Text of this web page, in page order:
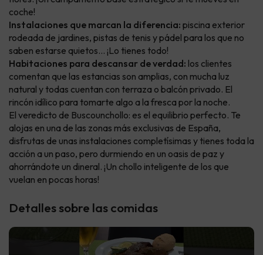
coche!
Instalaciones que marcan la diferencia: piscina exterior
rodeada de jardines, pistas de tenis y pádel para los que no
saben estarse quietos... ¡Lo tienes todo!
Habitaciones para descansar de verdad: los clientes
comentan que las estancias son amplias, con mucha luz
natural y todas cuentan con terraza o balcón privado. El
rincón idílico para tomarte algo a la fresca por la noche.
El veredicto de Buscounchollo: es el equilibrio perfecto. Te
alojas en una de las zonas más exclusivas de España,
disfrutas de unas instalaciones completísimas y tienes toda la
acción a un paso, pero durmiendo en un oasis de paz y
ahorrándote un dineral. ¡Un chollo inteligente de los que
vuelan en pocas horas!
Detalles sobre las comidas